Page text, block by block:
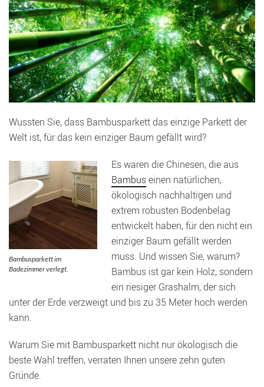
Wussten Sie, dass Bambusparkett das einzige Parkett der
Welt ist, für das kein einziger Baum gefällt wird?
Bambusparkett im
Badezimmer verlegt.
Es waren die Chinesen, die aus
Bambuseinen natürlichen,
ökologisch nachhaltigen und
extrem robusten Bodenbelag
entwickelt haben, für den nicht ein
einziger Baum gefällt werden
muss. Und wissen Sie, warum?
Bambus ist gar kein Holz, sondern
ein riesiger Grashalm, der sich
unter der Erde verzweigt und bis zu 35 Meter hoch werden
kann.
Warum Sie mit Bambusparkett nicht nur ökologisch die
beste Wahl treffen, verraten Ihnen unsere zehn guten
Gründe.